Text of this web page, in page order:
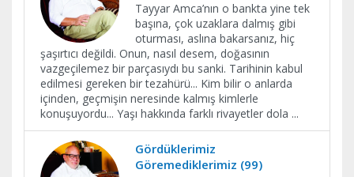
Tayyar Amca’nın o bankta yine tek
başına, çok uzaklara dalmış gibi
oturması, aslına bakarsanız, hiç
şaşırtıcı değildi. Onun, nasıl desem, doğasının
vazgeçilemez bir parçasıydı bu sanki. Tarihinin kabul
edilmesi gereken bir tezahürü... Kim bilir o anlarda
içinden, geçmişin neresinde kalmış kimlerle
konuşuyordu... Yaşı hakkında farklı rivayetler dola ...
Gördüklerimiz
Göremediklerimiz (99)